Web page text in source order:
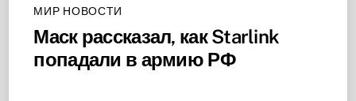
МИР НОВОСТИ
Маск рассказал, как Starlink
попадали в армию РФ